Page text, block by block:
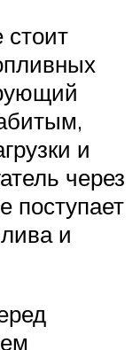
и
через
поступает
и